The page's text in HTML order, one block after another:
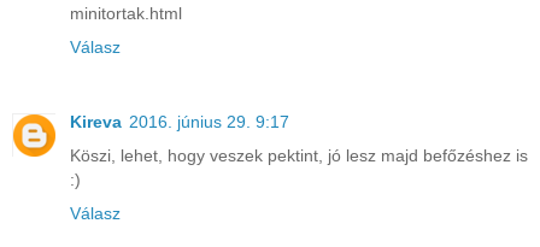
minitortak.html
Válasz
Kireva 2016. június 29. 9:17
Köszi, lehet, hogy veszek pektint, jó lesz majd befőzéshez is
:)
Válasz